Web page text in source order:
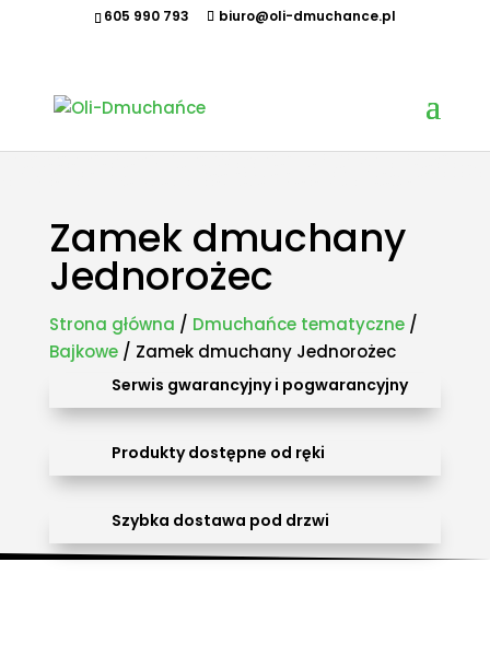
605 990 793 biuro@oli-dmuchance.pl
Oferujemy zamki dmuchane, zjeżdżalnie dmuchane, zjeżdżalnie wodne, dmuchane place zabaw,
tory przeszkód, zamki weselne, parki wodne dmuchane, namioty dmuchane, hale namiotowe,
wynajem dmuchańców, organizacja imprez plenerowych, piana party, popcorn, wata cukrowa,
Zamek dmuchany
Jednorożec
Strona główna / Dmuchańce tematyczne/
Bajkowe/ Zamek dmuchany Jednorożec
Serwis gwarancyjny i pogwarancyjny
Produkty dostępne od ręki
Szybka dostawa pod drzwi